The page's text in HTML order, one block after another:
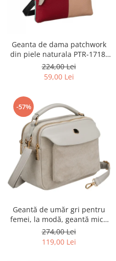
Geanta de dama patchwork
din piele naturala PTR-1718-
SKL-6922 MULTI
224,00 Lei
59,00 Lei
-57%
Geantă de umăr gri pentru
femei, la modă, geantă mică
urbană cu fermoar, piele
ecologică - Peterson PTR-PTN
MX02-P-7700
274,00 Lei
119,00 Lei